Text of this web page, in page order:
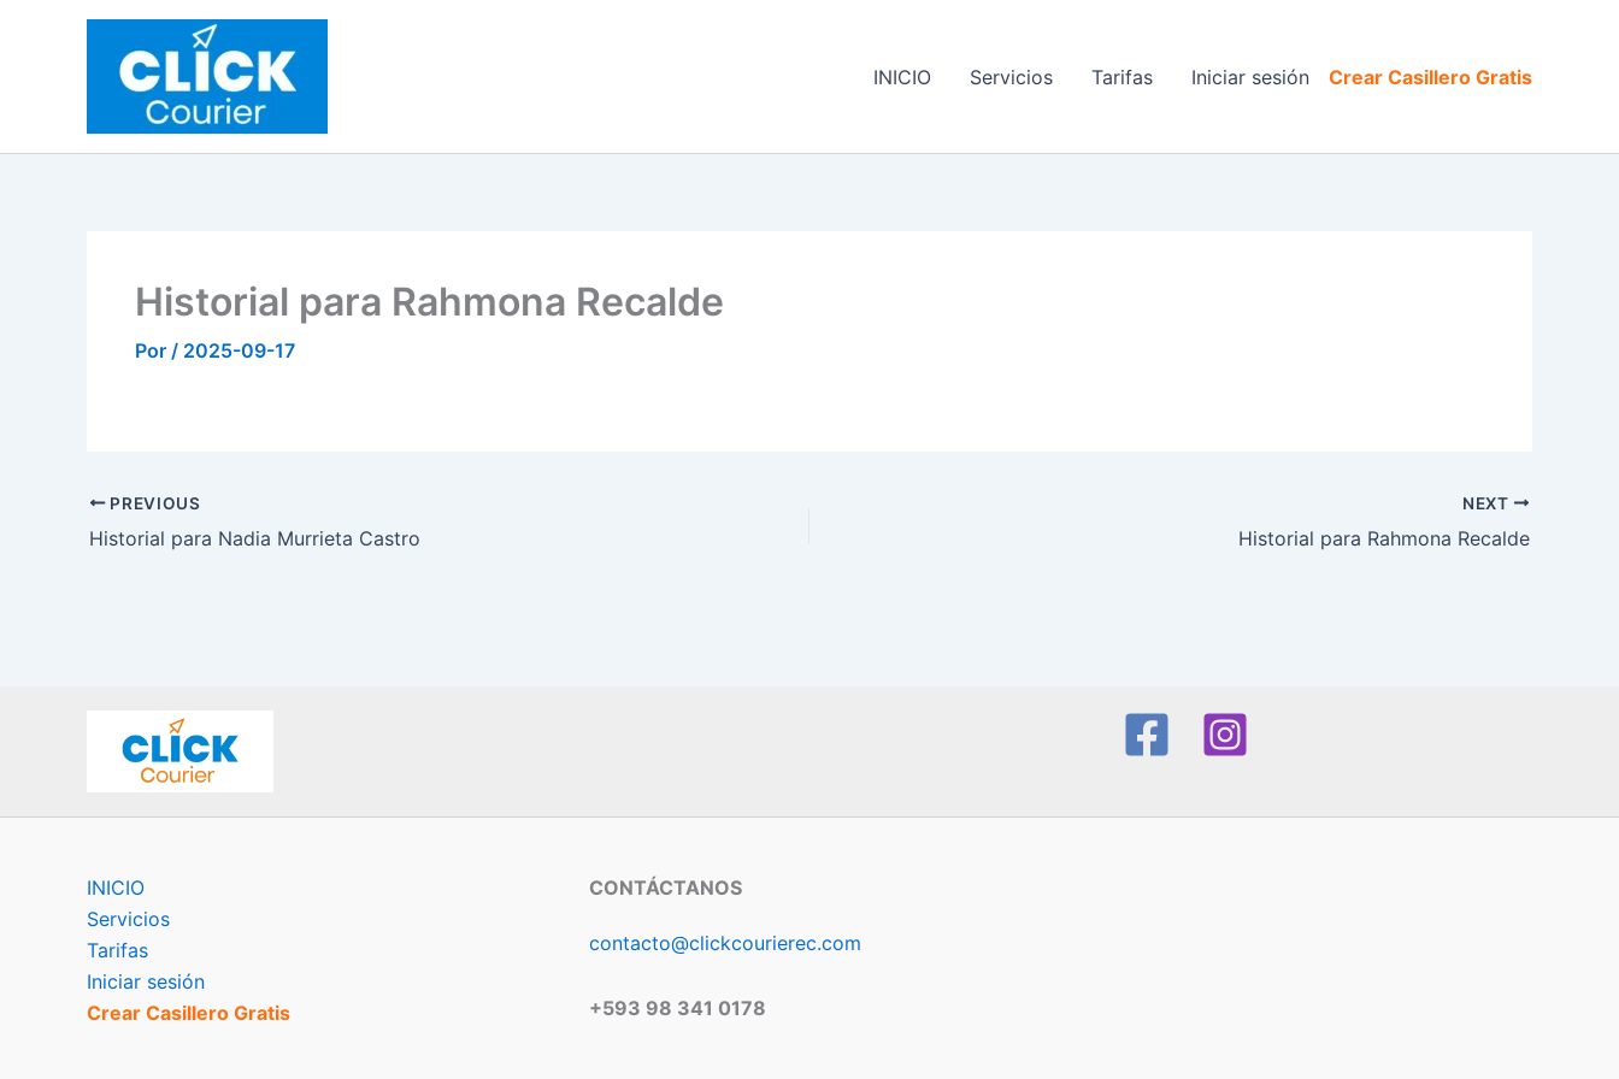
INICIO Servicios Tarifas Iniciar sesión Crear Casillero Gratis
Historial para Rahmona Recalde
Por / 2025-09-17
PREVIOUS
Historial para Nadia Murrieta Castro
NEXT
Historial para Rahmona Recalde
INICIO
Servicios
Tarifas
Iniciar sesión
Crear Casillero Gratis
CONTÁCTANOS
contacto@clickcourierec.com
+593 98 341 0178